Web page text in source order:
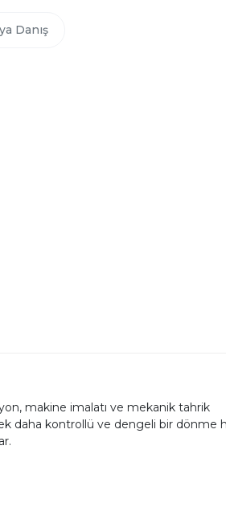
Danış
makine imalatı ve mekanik tahrik
daha kontrollü ve dengeli bir dönme